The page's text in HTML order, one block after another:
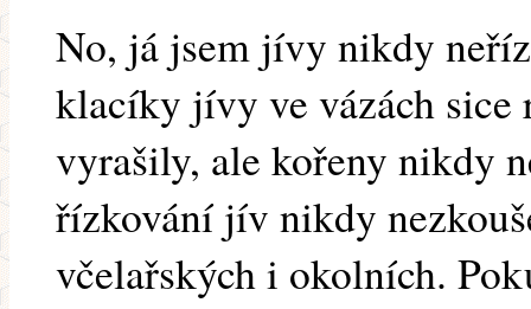
No, já jsem jívy nikdy
klacíky jívy ve vázách sice
vyrašily, ale kořeny nikdy
řízkování jív nikdy
včelařských i okolních.